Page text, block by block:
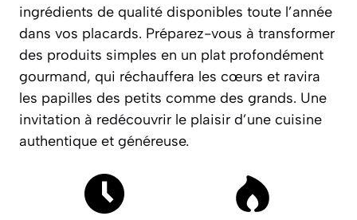
ingrédients de qualité disponibles toute l’année
dans vos placards. Préparez-vous à transformer
des produits simples en un plat profondément
gourmand, qui réchauffera les cœurs et ravira
les papilles des petits comme des grands. Une
invitation à redécouvrir le plaisir d’une cuisine
authentique et généreuse.